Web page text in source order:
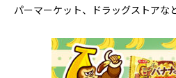
パーマーケット、ドラッグストアな